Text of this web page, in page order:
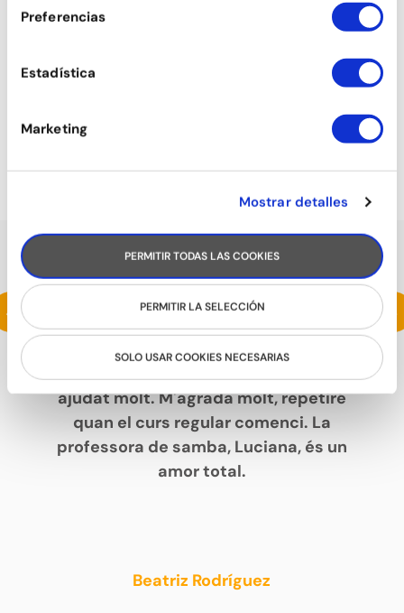
Preferencias
Estadística
Marketing
Mostrar detalles
PERMITIR TODAS LAS COOKIES
PERMITIR LA SELECCIÓN
SOLO USAR COOKIES NECESARIAS
PARLEN DE NOSALTRES
<
Estic fent un intensiu de samba i m'està
encantant. L'escola és espaiosa, amb un
ambient molt agradable i quan he
consultat a l'entrada sempre m'hi han
ajudat molt. M'agrada molt, repetiré
quan el curs regular comenci. La
professora de samba, Luciana, és un
amor total.
Beatriz Rodríguez
>